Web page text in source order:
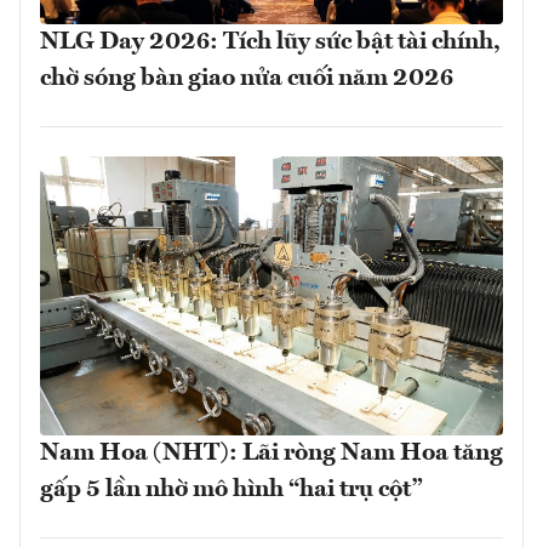
NLG Day 2026: Tích lũy sức bật tài chính,
chờ sóng bàn giao nửa cuối năm 2026
Nam Hoa (NHT): Lãi ròng Nam Hoa tăng
gấp 5 lần nhờ mô hình “hai trụ cột”